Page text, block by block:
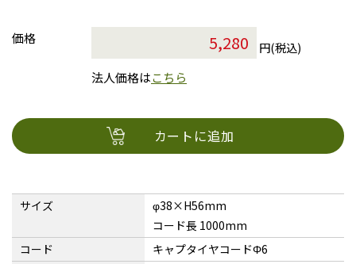
価格
円(税込)
法人価格はこちら
カートに追加
サイズ
φ38×H56mm
コード長 1000mm
コード
キャプタイヤコードΦ6